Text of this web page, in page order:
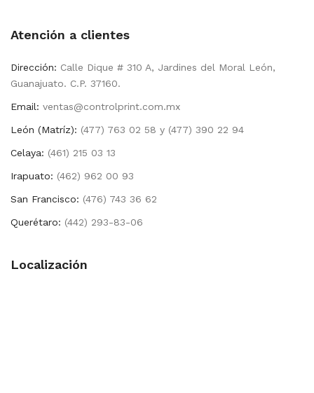
Atención a clientes
Dirección: Calle Dique # 310 A, Jardines del Moral León,
Guanajuato. C.P. 37160.
Email: ventas@controlprint.com.mx
León (Matríz): (477) 763 02 58 y (477) 390 22 94
Celaya: (461) 215 03 13
Irapuato: (462) 962 00 93
San Francisco: (476) 743 36 62
Querétaro: (442) 293-83-06
Localización